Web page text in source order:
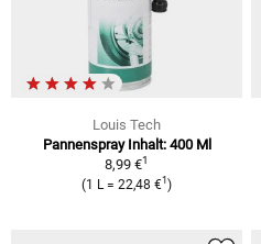
Louis Tech
Pannenspray Inhalt: 400 Ml
8,99 €1
(1 L = 22,48 €1 )